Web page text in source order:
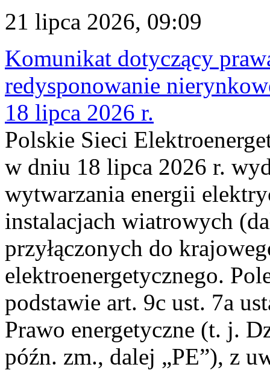
21 lipca 2026, 09:09
Komunikat dotyczący
redysponowanie
18 lipca 2026 r.
Polskie Sieci
w dniu 18 lipca 2026 r.
wytwarzania energii
instalacjach wiatrowych
przyłączonych do
elektroenergetycznego.
podstawie art. 9c ust. 7a
Prawo energetyczne (t. j.
późn. zm., dalej „PE”), z